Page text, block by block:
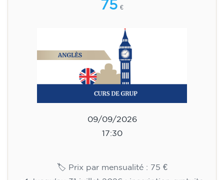
🏷️ Prix par mensualité : 75 €
(+ matériel 51 €, paiement unique)
✔️ À partir du 1ᵉʳ août 2026 : inscription +
matériel inclus 95 € (paiement unique)
Places limitées !
Cours d'anglais pour